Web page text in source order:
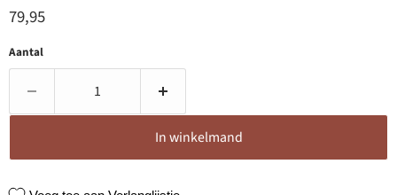
Huidige prijs
79,95
Aantal
In winkelmand